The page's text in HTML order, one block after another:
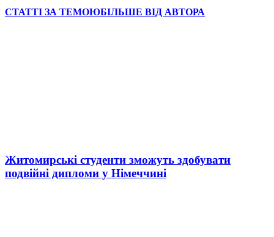
СТАТТІ ЗА ТЕМОЮБІЛЬШЕ ВІД АВТОРА
Житомирські студенти зможуть здобувати
подвійні дипломи у Німеччині